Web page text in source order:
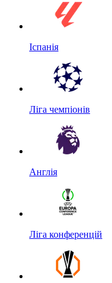
Іспанія
Ліга чемпіонів
Англія
Ліга конференцій